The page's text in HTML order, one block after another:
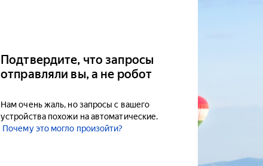
Подтвердите, что запросы
отправляли вы, а не робот
Нам очень жаль, но запросы с вашего
устройства похожи на автоматические.
Почему это могло произойти?